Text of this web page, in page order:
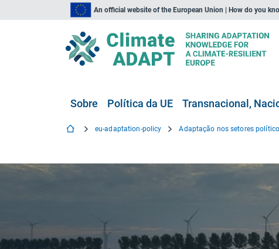
An official website of the European Union | How do you
Sobre Política da UE Transnacional,
eu-adaptation-policy Adaptação nos setores